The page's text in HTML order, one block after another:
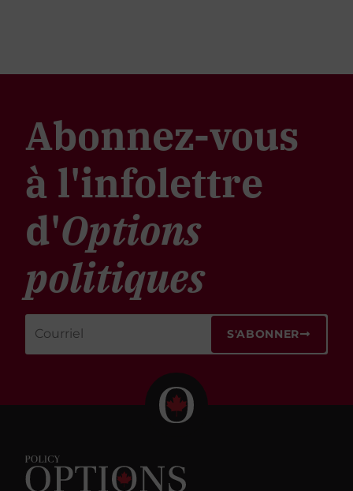
Abonnez-vous
à l'infolettre
d'Options
politiques
S'ABONNER